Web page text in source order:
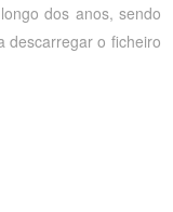
dos anos, sendo
descarregar o ficheiro